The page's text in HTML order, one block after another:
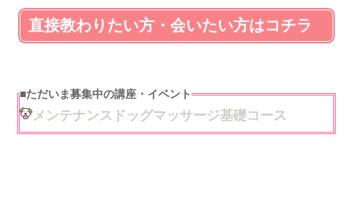
直接教わりたい方・会いたい方はコチラ
■ただいま募集中の講座・イベント
メンテナンスドッグマッサージ基礎コース